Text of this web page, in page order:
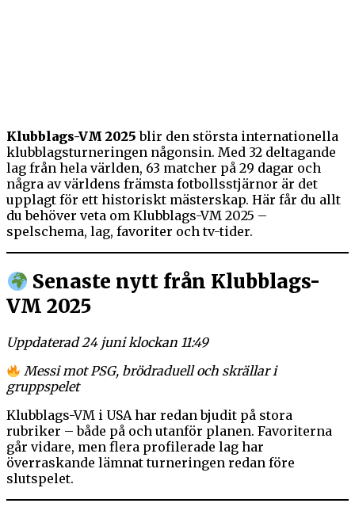
Klubblags-VM 2025 blir den största internationella
klubblagsturneringen någonsin. Med 32 deltagande
lag från hela världen, 63 matcher på 29 dagar och
några av världens främsta fotbollsstjärnor är det
upplagt för ett historiskt mästerskap. Här får du allt
du behöver veta om Klubblags-VM 2025 –
spelschema, lag, favoriter och tv-tider.
Senaste nytt från Klubblags-
VM 2025
Uppdaterad 24 juni klockan 11:49
Messi mot PSG, brödraduell och skrällar i
gruppspelet
Klubblags-VM i USA har redan bjudit på stora
rubriker – både på och utanför planen. Favoriterna
går vidare, men flera profilerade lag har
överraskande lämnat turneringen redan före
slutspelet.